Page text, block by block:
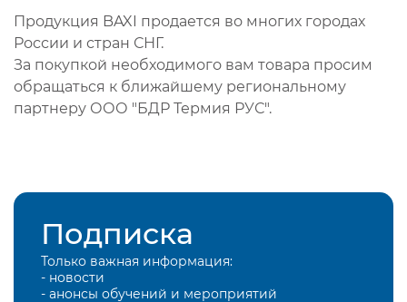
Продукция BAXI продается во многих городах
России и стран СНГ.
За покупкой необходимого вам товара просим
обращаться к ближайшему региональному
партнеру ООО "БДР Термия РУС".
Подписка
Только важная информация:
- новости
- анонсы обучений и мероприятий